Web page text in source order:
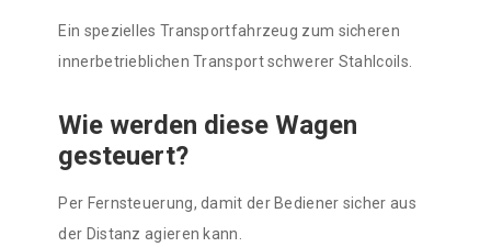
Ein spezielles Transportfahrzeug zum sicheren
innerbetrieblichen Transport schwerer Stahlcoils.
Wie werden diese Wagen
gesteuert?
Per Fernsteuerung, damit der Bediener sicher aus
der Distanz agieren kann.